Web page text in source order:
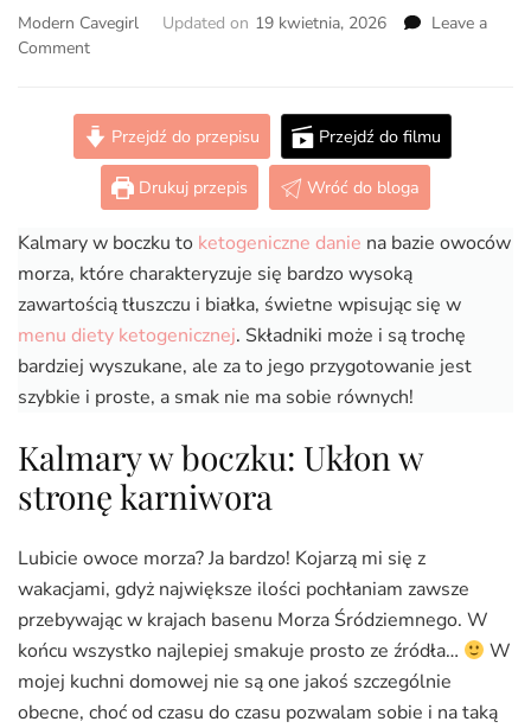
Modern Cavegirl Updated on 19 kwietnia, 2026
Leave a
Commenton
boczku
z
aioli
(Keto,
LowCarb,
Carnivore,
AIP)
Przejdź do przepisu Przejdź do filmu
Drukuj przepis Wróć do bloga
Kalmary w boczku to ketogeniczne danie na bazie owoców
morza, które charakteryzuje się bardzo wysoką
zawartością tłuszczu i białka, świetne wpisując się w
menu diety ketogenicznej. Składniki może i są trochę
bardziej wyszukane, ale za to jego przygotowanie jest
szybkie i proste, a smak nie ma sobie równych!
Kalmary w boczku: Ukłon w
stronę karniwora
Lubicie owoce morza? Ja bardzo! Kojarzą mi się z
wakacjami, gdyż największe ilości pochłaniam zawsze
przebywając w krajach basenu Morza Śródziemnego. W
końcu wszystko najlepiej smakuje prosto ze źródła…
W
mojej kuchni domowej nie są one jakoś szczególnie
obecne, choć od czasu do czasu pozwalam sobie i na taką